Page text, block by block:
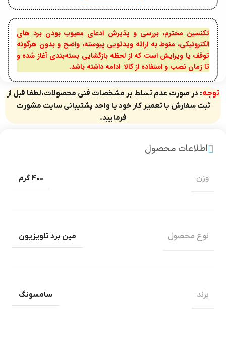
تکنسین محترم، بررسی و پذیرش ادعای معیوب بودن برد های
الکترونیکی، منوط به ارائه ویدئویی پیوسته، واضح و بدون هرگونه
توقف یا ویرایش است که از لحظه بازگشایی بسته‌بندی آغاز شده و
تا زمان نصب و استفاده از کالا ادامه داشته باشد.
توجه: در صورت عدم تسلط بر مشخصات فنی محصولات،لطفا قبل از
ثبت سفارش با تعمیر کار خود یا واحد پشتیبانی سایت مشورت
فرمایید.
اطلاعات محصول
وزن 400 گرم
نوع محصول مین برد تلویزیون
برند سامسونگ